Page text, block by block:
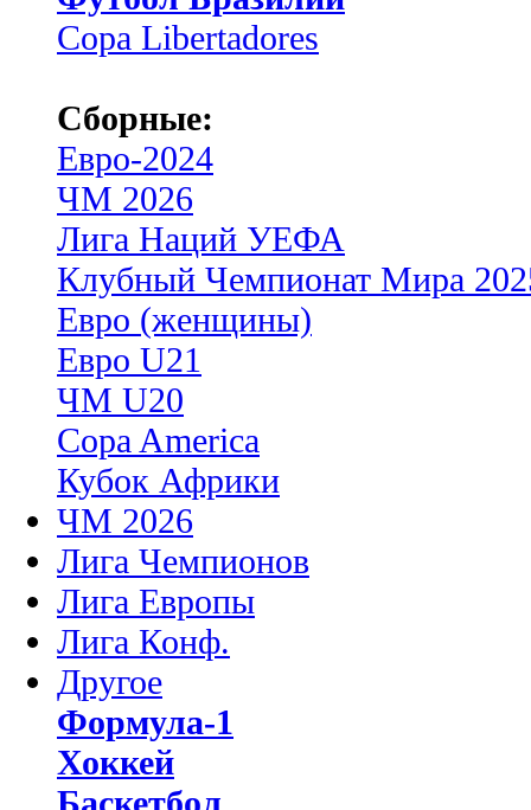
Copa Libertadores
Сборные:
Евро-2024
ЧМ 2026
Лига Наций УЕФА
Клубный Чемпионат Мира
Евро (женщины)
Евро U21
ЧМ U20
Copa America
Кубок Африки
ЧМ 2026
Лига Чемпионов
Лига Европы
Лига Конф.
Другое
Формула-1
Хоккей
Баскетбол